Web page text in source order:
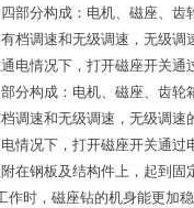
部分构成：电机、磁座、齿
档调速和无级调速，无级调
电情况下，打开磁座开关通
分构成：电机、磁座、齿轮
调速和无级调速，无级调速
情况下，打开磁座开关通过
在钢板及结构件上，起到固
作时，磁座钻的机身能更加